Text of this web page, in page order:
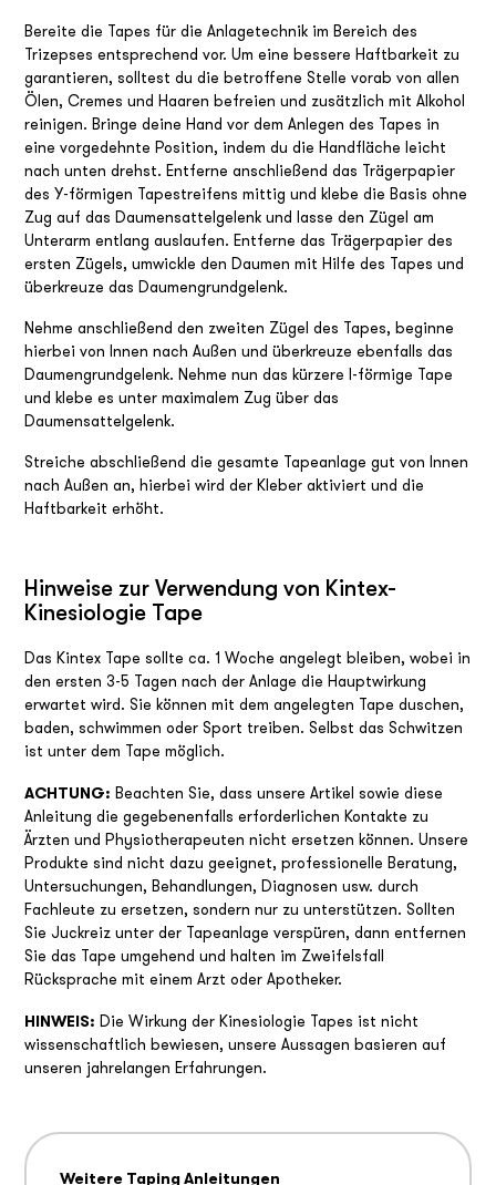
Bereite die Tapes für die Anlagetechnik im Bereich des
Trizepses entsprechend vor. Um eine bessere Haftbarkeit zu
garantieren, solltest du die betroffene Stelle vorab von allen
Ölen, Cremes und Haaren befreien und zusätzlich mit Alkohol
reinigen. Bringe deine Hand vor dem Anlegen des Tapes in
eine vorgedehnte Position, indem du die Handfläche leicht
nach unten drehst. Entferne anschließend das Trägerpapier
des Y-förmigen Tapestreifens mittig und klebe die Basis ohne
Zug auf das Daumensattelgelenk und lasse den Zügel am
Unterarm entlang auslaufen. Entferne das Trägerpapier des
ersten Zügels, umwickle den Daumen mit Hilfe des Tapes und
überkreuze das Daumengrundgelenk.
Nehme anschließend den zweiten Zügel des Tapes, beginne
hierbei von Innen nach Außen und überkreuze ebenfalls das
Daumengrundgelenk. Nehme nun das kürzere I-förmige Tape
und klebe es unter maximalem Zug über das
Daumensattelgelenk.
Streiche abschließend die gesamte Tapeanlage gut von Innen
nach Außen an, hierbei wird der Kleber aktiviert und die
Haftbarkeit erhöht.
Hinweise zur Verwendung von Kintex-
Kinesiologie Tape
Das Kintex Tape sollte ca. 1 Woche angelegt bleiben, wobei in
den ersten 3-5 Tagen nach der Anlage die Hauptwirkung
erwartet wird. Sie können mit dem angelegten Tape duschen,
baden, schwimmen oder Sport treiben. Selbst das Schwitzen
ist unter dem Tape möglich.
ACHTUNG: Beachten Sie, dass unsere Artikel sowie diese
Anleitung die gegebenenfalls erforderlichen Kontakte zu
Ärzten und Physiotherapeuten nicht ersetzen können. Unsere
Produkte sind nicht dazu geeignet, professionelle Beratung,
Untersuchungen, Behandlungen, Diagnosen usw. durch
Fachleute zu ersetzen, sondern nur zu unterstützen. Sollten
Sie Juckreiz unter der Tapeanlage verspüren, dann entfernen
Sie das Tape umgehend und halten im Zweifelsfall
Rücksprache mit einem Arzt oder Apotheker.
HINWEIS: Die Wirkung der Kinesiologie Tapes ist nicht
wissenschaftlich bewiesen, unsere Aussagen basieren auf
unseren jahrelangen Erfahrungen.
Weitere Taping Anleitungen